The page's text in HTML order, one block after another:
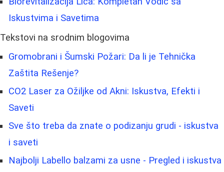
Iskustvima i Savetima
Tekstovi na srodnim blogovima
Gromobrani i Šumski Požari: Da li je Tehnička
Zaštita Rešenje?
CO2 Laser za Ožiljke od Akni: Iskustva, Efekti i
Saveti
Sve što treba da znate o podizanju grudi - iskustva
i saveti
Najbolji Labello balzami za usne - Pregled i iskustva